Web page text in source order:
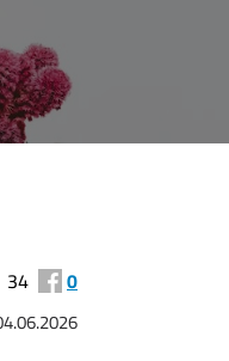
34 0